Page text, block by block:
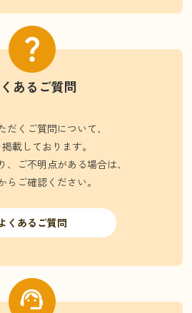
あるご質問
だくご質問について、
載しております。
、ご不明点がある場合は、
らご確認ください。
くあるご質問